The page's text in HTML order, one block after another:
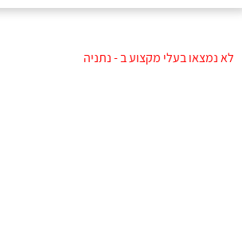
לא נמצאו בעלי מקצוע ב - נתניה